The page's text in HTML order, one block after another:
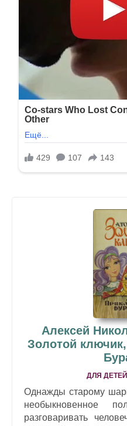
Алексей
Золотой
ДЛЯ ДЕТЕЙ
Однажды старому
необыкновенное
разговаривать